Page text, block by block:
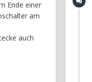
Ende einer
am
auch